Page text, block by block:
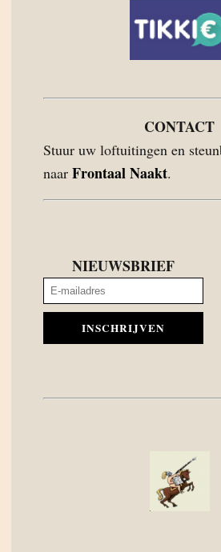
CONTACT
Stuur uw loftuitingen en
naar Frontaal Naakt.
NIEUWSBRIEF
INSCHRIJVEN